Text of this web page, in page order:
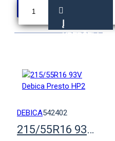
Į
KREPŠELĮ
DEBICA542402
215/55R16 93V Debica Presto HP2